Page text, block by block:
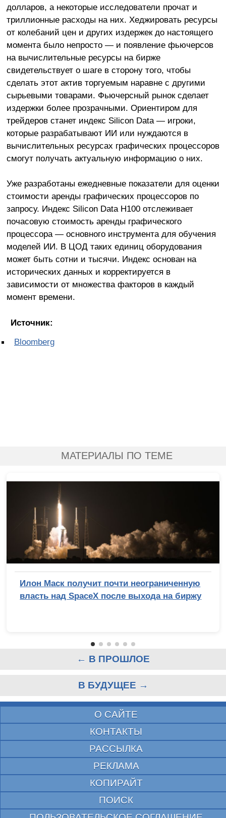
долларов, а некоторые исследователи прочат и
триллионные расходы на них. Хеджировать ресурсы
от колебаний цен и других издержек до настоящего
момента было непросто — и появление фьючерсов
на вычислительные ресурсы на бирже
свидетельствует о шаге в сторону того, чтобы
сделать этот актив торгуемым наравне с другими
сырьевыми товарами. Фьючерсный рынок сделает
издержки более прозрачными. Ориентиром для
трейдеров станет индекс Silicon Data — игроки,
которые разрабатывают ИИ или нуждаются в
вычислительных ресурсах графических процессоров
смогут получать актуальную информацию о них.
Уже разработаны ежедневные показатели для оценки
стоимости аренды графических процессоров по
запросу. Индекс Silicon Data H100 отслеживает
почасовую стоимость аренды графического
процессора — основного инструмента для обучения
моделей ИИ. В ЦОД таких единиц оборудования
может быть сотни и тысячи. Индекс основан на
исторических данных и корректируется в
зависимости от множества факторов в каждый
момент времени.
Источник:
Bloomberg
МАТЕРИАЛЫ ПО ТЕМЕ
Илон Маск получит почти неограниченную
власть над SpaceX после выхода на биржу
← В ПРОШЛОЕ
В БУДУЩЕЕ →
О САЙТЕ
КОНТАКТЫ
РАССЫЛКА
РЕКЛАМА
КОПИРАЙТ
ПОИСК